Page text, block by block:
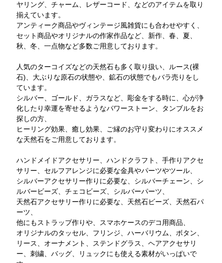
ヤリング、チャーム、レザーコード、などのアイテムを取り
揃えています。
アンティーク商品やヴィンテージ風雑貨にも合わせやすく、
セット商品やオリジナルの作家作品など、新作、春、夏、
秋、冬、一点物など多数ご用意しております。
人気のターコイズなどの天然石も多く取り扱い、ルース(裸
石)、大ぶりな原石の状態や、鉱石の状態でもバラ売りをし
ています。
シルバー、ゴールド、ガラスなど、彫金をする時に、心が浄
化したり幸運を寄せるようなパワーストーン、タンブルをお
探しの方、
ヒーリング効果、癒し効果、ご縁のお守り変わりにオススメ
な天然石をご用意しております。
ハンドメイドアクセサリー、ハンドクラフト、手作りアクセ
サリー、セルフアレンジに必要な金具やパーツやツール、
シルバーアクセサリー作りに必要な、シルバーチェーン、シ
ルバービーズ、チェコビーズ、シルバーパーツ、
天然石アクセサリー作りに必要な、天然石ビーズ、天然石パ
ーツ、
他にもストラップ作りや、スマホケースのデコ用商品、
オリジナルのタッセル、フリンジ、ハーバリウム、ボタン、
リース、オーナメント、ステンドグラス、ヘアアクセサリ
ー、刺繍、バッグ、リュックにも使える素材がいっぱいで